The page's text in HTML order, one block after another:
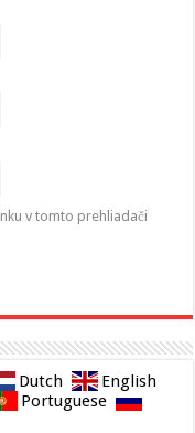
v tomto prehliadači
Dutch
English
Portuguese